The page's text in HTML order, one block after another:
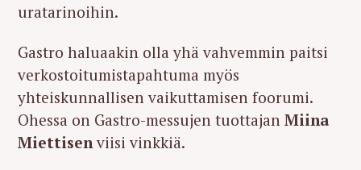
uratarinoihin.
Gastro haluaakin olla yhä vahvemmin paitsi
verkostoitumistapahtuma myös
yhteiskunnallisen vaikuttamisen foorumi.
Ohessa on Gastro-messujen tuottajan Miina
Miettisenviisi vinkkiä.